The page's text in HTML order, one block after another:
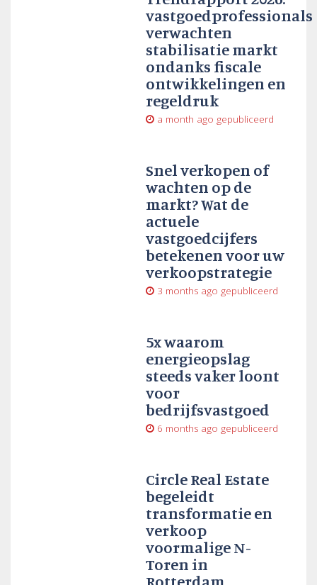
vastgoedprofessionals
verwachten
stabilisatie markt
ondanks fiscale
ontwikkelingen en
regeldruk
a month ago gepubliceerd
Snel verkopen of
wachten op de
markt? Wat de
actuele
vastgoedcijfers
betekenen voor uw
verkoopstrategie
3 months ago gepubliceerd
5x waarom
energieopslag
steeds vaker loont
voor
bedrijfsvastgoed
6 months ago gepubliceerd
Circle Real Estate
begeleidt
transformatie en
verkoop
voormalige N-
Toren in
Rotterdam